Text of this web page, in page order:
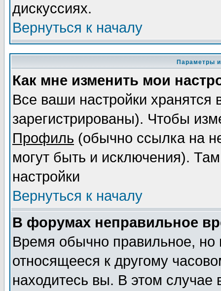
дискуссиях.
Вернуться к началу
Параметры
Как мне изменить мои
Все ваши настройки
зарегистрированы). Чтобы
Профиль (обычно ссылка на
могут быть и исключения).
настройки
Вернуться к началу
В форумах неправильное
Время обычно правильное,
относящееся к другому
находитесь вы. В этом